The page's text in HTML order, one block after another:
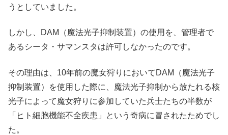
うとしていました。
しかし、DAM（魔法光子抑制装置）の使用を、管理者で
あるシータ・サマンスタは許可しなかったのです。
その理由は、10年前の魔女狩りにおいてDAM（魔法光子
抑制装置）を使用した際に、魔法光子抑制から放たれる核
光子によって魔女狩りに参加していた兵士たちの半数が
「ヒト細胞機能不全疾患」という奇病に冒されたためでし
た。